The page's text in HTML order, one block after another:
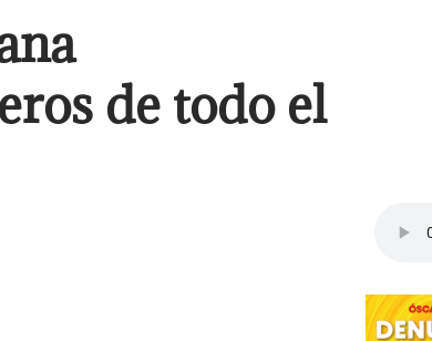
de todo el